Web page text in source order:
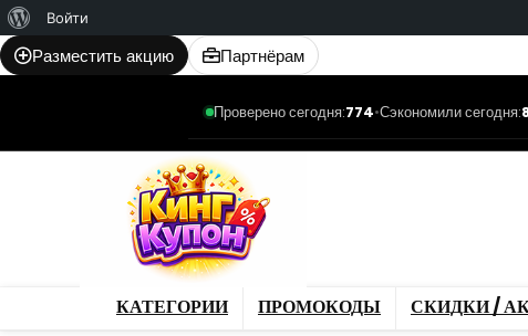
WordPress
Войти
Разместить акцию Партнёрам
Проверено сегодня:774•Сэкономили сегодня:
КАТЕГОРИИ ПРОМОКОДЫ СКИДКИ /